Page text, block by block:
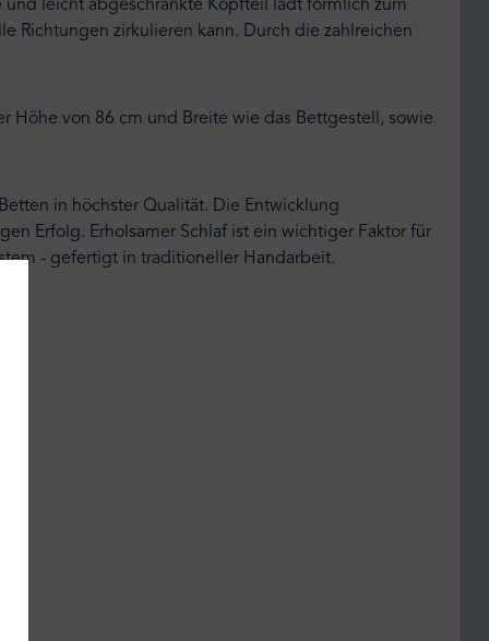
leicht abgeschränkte Kopfteil lädt förmlich zum
Richtungen zirkulieren kann. Durch die zahlreichen
Höhe von 86 cm und Breite wie das Bettgestell, sowie
in höchster Qualität. Die Entwicklung
Erfolg. Erholsamer Schlaf ist ein wichtiger Faktor für
- gefertigt in traditioneller Handarbeit.